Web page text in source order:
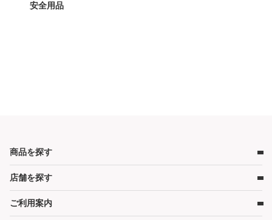
安全用品
商品を探す
ベビー用品
ベビーベッド
ベビーマットレス・ベビー布団
店舗を探す
店舗検索
ご利用案内